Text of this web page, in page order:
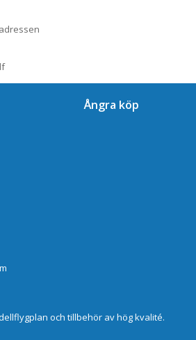
Ångra köp
och tillbehör av hög kvalité.